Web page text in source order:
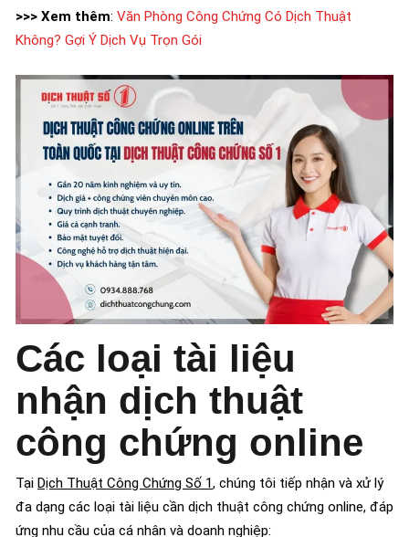
>>> Xem thêm: Văn Phòng Công Chứng Có Dịch Thuật
Không? Gợi Ý Dịch Vụ Trọn Gói
Các loại tài liệu
nhận dịch thuật
công chứng online
Tại Dịch Thuật Công Chứng Số 1, chúng tôi tiếp nhận và xử lý
đa dạng các loại tài liệu cần dịch thuật công chứng online, đáp
ứng nhu cầu của cá nhân và doanh nghiệp: